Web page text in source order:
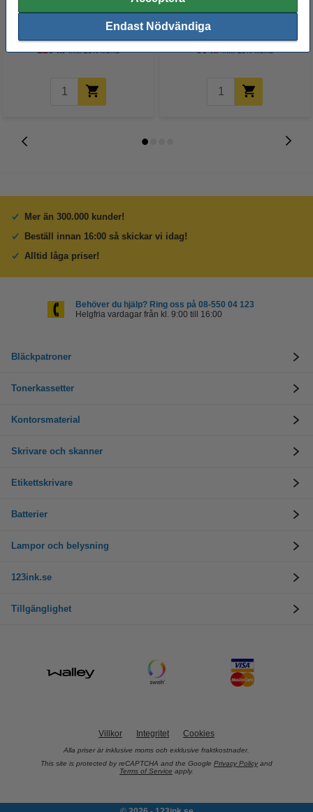
Endast Nödvändiga
MW100
125 kr Inkl. 25% Moms
Frixion
30 kr Inkl. 25% Moms
Mer än 300.000 kunder!
Beställ innan 16:00 så skickar vi idag!
Alltid låga priser!
Behöver du hjälp? Ring oss på 08-550 04 123
Helgfria vardagar från kl. 9:00 till 16:00
Bläckpatroner
Tonerkassetter
Kontorsmaterial
Skrivare och skanner
Etikettskrivare
Batterier
Lampor och belysning
123ink.se
Tillgänglighet
Villkor Integritet Cookies
Alla priser är inklusive moms och exklusive fraktkostnader.
This site is protected by reCAPTCHA and the Google Privacy Policy and
Terms of Service apply.